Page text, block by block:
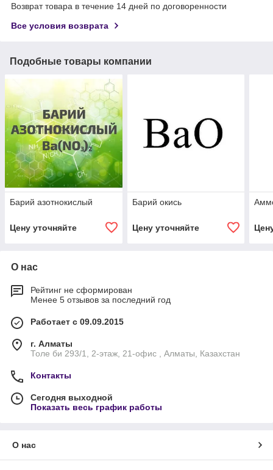
Возврат товара в течение 14 дней по договоренности
Все условия возврата
Подобные товары компании
Барий азотнокислый
Цену уточняйте
Барий окись
Цену уточняйте
О нас
Рейтинг не сформирован
Менее 5 отзывов за последний год
Работает с 09.09.2015
г. Алматы
Толе би 293/1, 2-этаж, 21-офис , Алматы, Казахстан
Контакты
Сегодня выходной
Показать весь график работы
О нас